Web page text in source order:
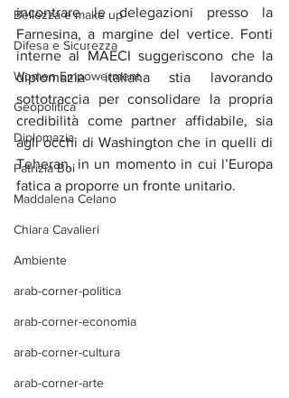
Bellezza e make up
Difesa e Sicurezza
Women Empowerment
Geopolitica
Diplomazia
Patrizia Boi
Maddalena Celano
Chiara Cavalieri
Ambiente
arab-corner-politica
arab-corner-economia
arab-corner-cultura
arab-corner-arte
incontrare le delegazioni presso la
Farnesina, a margine del vertice. Fonti
interne al MAECI suggeriscono che la
diplomazia italiana stia lavorando
sottotraccia per consolidare la propria
credibilità come partner affidabile, sia
agli occhi di Washington che in quelli di
Teheran, in un momento in cui l’Europa
fatica a proporre un fronte unitario.